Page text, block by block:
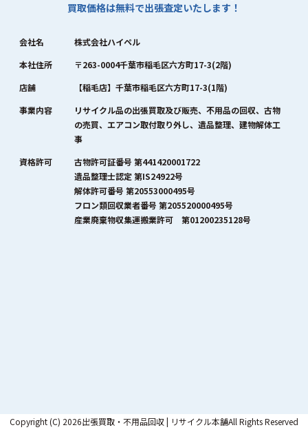
買取価格は無料で出張査定いたします！
会社名
株式会社ハイペル
本社住所
〒263-0004千葉市稲毛区六方町17-3(2階)
店舗
【稲毛店】千葉市稲毛区六方町17-3(1階)
事業内容
リサイクル品の出張買取及び販売、不用品の回収、古物
の売買、エアコン取付取り外し、遺品整理、建物解体工
事
資格許可
古物許可証番号 第441420001722
遺品整理士認定 第IS24922号
解体許可番号 第20553000495号
フロン類回収業者番号 第205520000495号
産業廃棄物収集運搬業許可 第01200235128号
Copyright (C) 2026出張買取・不用品回収 | リサイクル本舗All Rights Reserved